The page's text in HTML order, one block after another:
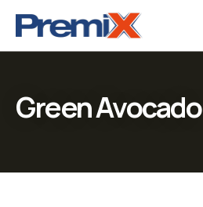
Green Avocado